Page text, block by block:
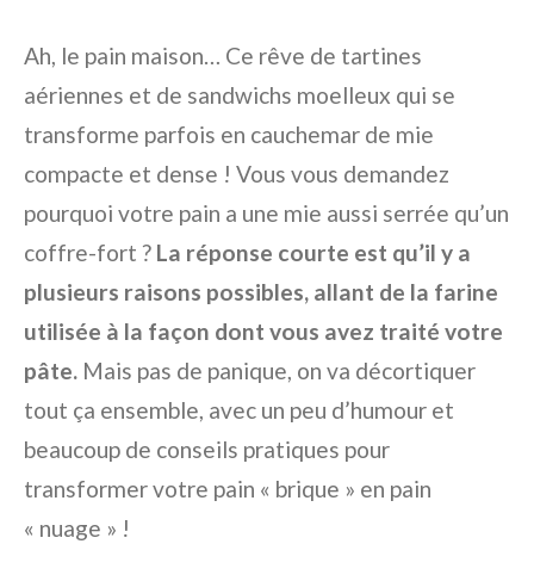
Ah, le pain maison… Ce rêve de tartines
aériennes et de sandwichs moelleux qui se
transforme parfois en cauchemar de mie
compacte et dense ! Vous vous demandez
pourquoi votre pain a une mie aussi serrée qu’un
coffre-fort ? La réponse courte est qu’il y a
plusieurs raisons possibles, allant de la farine
utilisée à la façon dont vous avez traité votre
pâte. Mais pas de panique, on va décortiquer
tout ça ensemble, avec un peu d’humour et
beaucoup de conseils pratiques pour
transformer votre pain « brique » en pain
« nuage » !